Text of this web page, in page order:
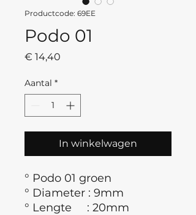
Productcode: 69EE
Podo 01
€ 14,40
Aantal *
In winkelwagen
° Podo 01 groen
° Diameter : 9mm
° Lengte : 20mm